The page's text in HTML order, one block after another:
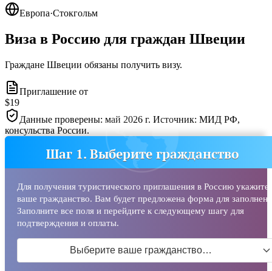
Европа·Стокгольм
Виза в Россию для граждан Швеции
Граждане Швеции обязаны получить визу.
Приглашение от
$19
Данные проверены: май 2026 г. Источник: МИД РФ,
консульства России.
Шаг 1. Выберите гражданство
Для получения туристического приглашения в Россию укажите
ваше гражданство. Вам будет предложена форма для
Заполните все поля и перейдите к следующему шагу для
подтверждения и оплаты.
Выберите ваше гражданство…